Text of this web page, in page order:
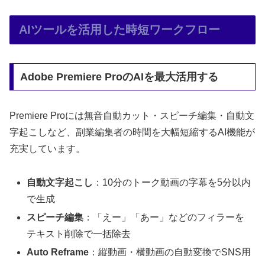
AIツールを活用した時短ワークフロー
Adobe Premiere ProのAIを最大活用する
Premiere Proには無音自動カット・スピーチ編集・自動文
字起こしなど、副業編集者の時間を大幅短縮するAI機能が
充実しています。
自動文字起こし ：10分のトーク動画の字幕を5分以内
で生成
スピーチ編集 ：「えー」「あー」などのフィラーを
テキスト削除で一括除去
Auto Reframe ：縦動画・横動画の自動変換でSNS用